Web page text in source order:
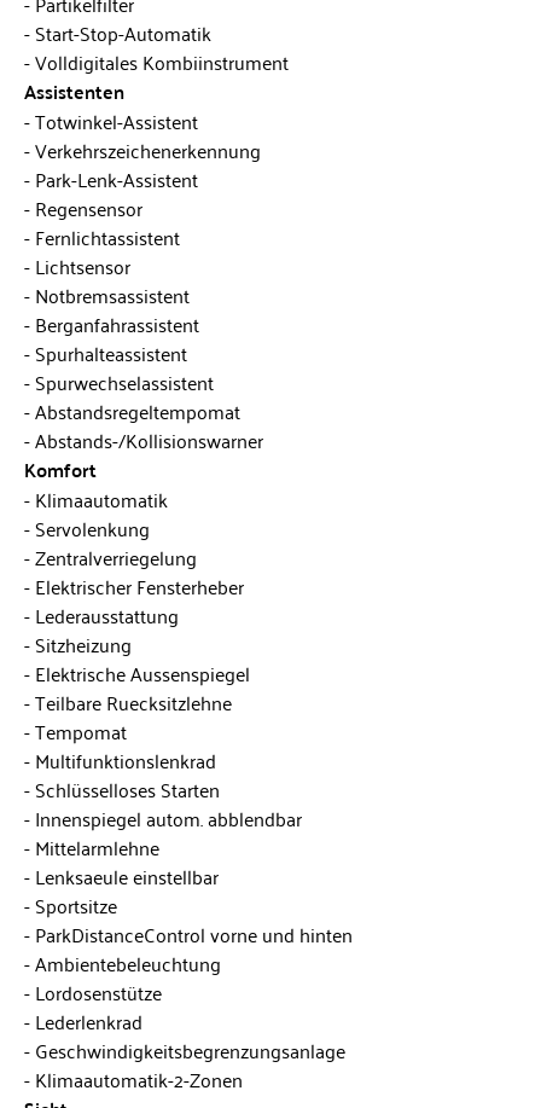
Start-Stop-Automatik
Volldigitales Kombiinstrument
Assistenten
Totwinkel-Assistent
Verkehrszeichenerkennung
Park-Lenk-Assistent
Regensensor
Fernlichtassistent
Lichtsensor
Notbremsassistent
Berganfahrassistent
Spurhalteassistent
Spurwechselassistent
Abstandsregeltempomat
Abstands-/Kollisionswarner
Komfort
Klimaautomatik
Servolenkung
Zentralverriegelung
Elektrischer Fensterheber
Lederausstattung
Sitzheizung
Elektrische Aussenspiegel
Teilbare Ruecksitzlehne
Tempomat
Multifunktionslenkrad
Schlüsselloses Starten
Innenspiegel autom. abblendbar
Mittelarmlehne
Lenksaeule einstellbar
Sportsitze
ParkDistanceControl vorne und hinten
Ambientebeleuchtung
Lordosenstütze
Lederlenkrad
Geschwindigkeitsbegrenzungsanlage
Klimaautomatik-2-Zonen